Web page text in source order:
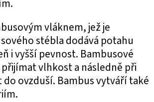
vláknem, jež je
stébla dodává potahu
i vyšší pevnost. Bambusové
vlhkost a následně při
ovzduší. Bambus vytváří také